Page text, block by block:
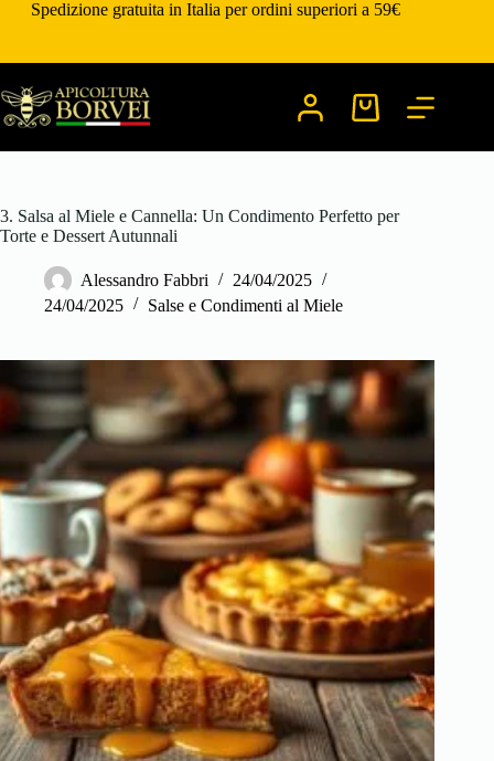
SaltaSpedizione gratuita in Italia per ordini superiori a 59€
Carrello
3. Salsa al Miele e Cannella: Un Condimento Perfetto per
Torte e Dessert Autunnali
Alessandro Fabbri
24/04/2025
24/04/2025
Salse e Condimenti al Miele